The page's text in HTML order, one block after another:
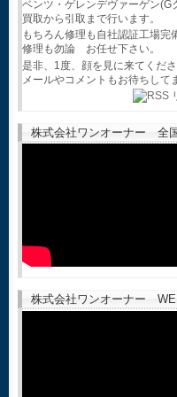
ベンツ・ゲレンデヴァーゲン(G
買取から引取まで行います。
もちろん修理も自社認証工場完
修理も勿論 お任せ下さい。
是非、1度、顔を見に来てくださ
メールやコメントもお待ちして
株式会社ワンオーナー 全
株式会社ワンオーナー